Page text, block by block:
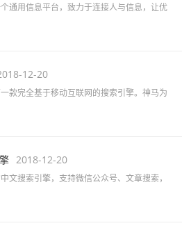
通用信息平台，致力于连接人与信息，让优
12-20
款完全基于移动互联网的搜索引擎。神马为
2018-12-20
文搜索引擎，支持微信公众号、文章搜索，